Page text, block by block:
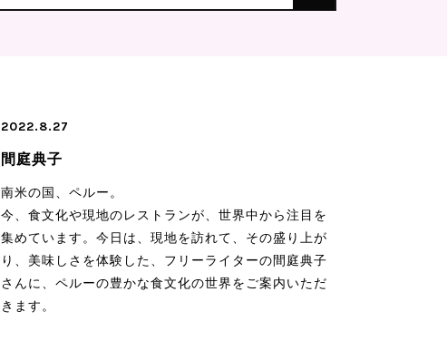
2022.8.27
間庭典子
南米の国、ペルー。
今、食文化や現地のレストランが、世界中から注目を
集めています。今日は、現地を訪れて、その盛り上が
り、美味しさを体験した、フリーライターの間庭典子
さんに、ペルーの豊かな食文化の世界をご案内いただ
きます。